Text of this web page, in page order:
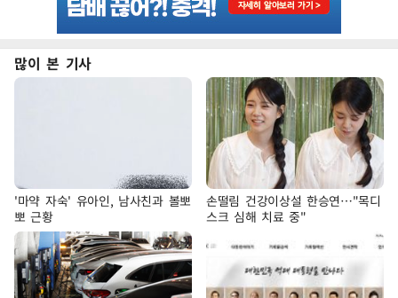
많이 본 기사
'마약 자숙' 유아인, 남사친과 볼뽀
뽀 근황
손떨림 건강이상설 한승연…"목디
스크 심해 치료 중"